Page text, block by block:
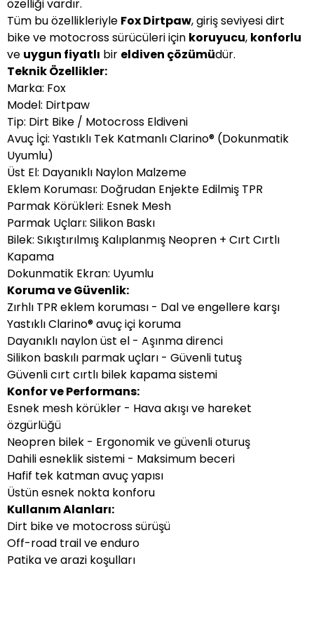
özelliği vardır.
Tüm bu özellikleriyle Fox Dirtpaw, giriş seviyesi dirt
bike ve motocross sürücüleri için koruyucu, konforlu
ve uygun fiyatlı bir eldiven çözümüdür.
Teknik Özellikler:
Marka: Fox
Model: Dirtpaw
Tip: Dirt Bike / Motocross Eldiveni
Avuç İçi: Yastıklı Tek Katmanlı Clarino® (Dokunmatik
Uyumlu)
Üst El: Dayanıklı Naylon Malzeme
Eklem Koruması: Doğrudan Enjekte Edilmiş TPR
Parmak Körükleri: Esnek Mesh
Parmak Uçları: Silikon Baskı
Bilek: Sıkıştırılmış Kalıplanmış Neopren + Cırt Cırtlı
Kapama
Dokunmatik Ekran: Uyumlu
Koruma ve Güvenlik:
Zırhlı TPR eklem koruması - Dal ve engellere karşı
Yastıklı Clarino® avuç içi koruma
Dayanıklı naylon üst el - Aşınma direnci
Silikon baskılı parmak uçları - Güvenli tutuş
Güvenli cırt cırtlı bilek kapama sistemi
Konfor ve Performans:
Esnek mesh körükler - Hava akışı ve hareket
özgürlüğü
Neopren bilek - Ergonomik ve güvenli oturuş
Dahili esneklik sistemi - Maksimum beceri
Hafif tek katman avuç yapısı
Üstün esnek nokta konforu
Kullanım Alanları:
Dirt bike ve motocross sürüşü
Off-road trail ve enduro
Patika ve arazi koşulları